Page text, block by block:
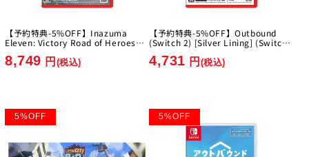
【予約特典-5%OFF】Inazuma
Eleven: Victory Road of Heroes
Nintendo Switch 2 Edition [Level-
5][Switch2]
8,749 円 (税込)
【予約特典-5%OFF】Outbound
(Switch 2) [Silver Lining] (Switch
2)
4,731 円 (税込)
5%OFF 5%OFF